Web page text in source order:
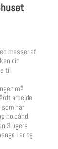
masser af
din
til
må
arbejde,
har
holdånd.
3 ugers
I er og